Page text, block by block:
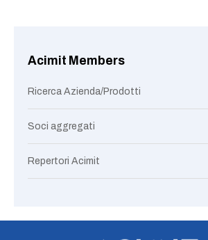
Acimit Members
Ricerca Azienda/Prodotti
Soci aggregati
Repertori Acimit